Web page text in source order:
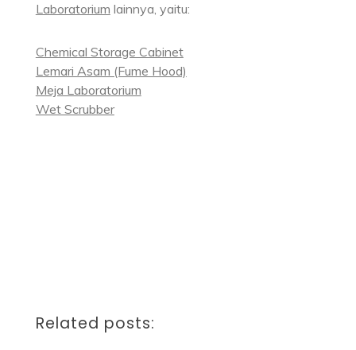
Laboratorium lainnya, yaitu:
Chemical Storage Cabinet
Lemari Asam (Fume Hood)
Meja Laboratorium
Wet Scrubber
Related posts: